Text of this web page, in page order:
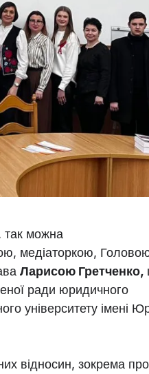
так можна
медіаторкою,
Ларисою Гретченко,
ради юридичного
університету імені
відносин, зокрема про